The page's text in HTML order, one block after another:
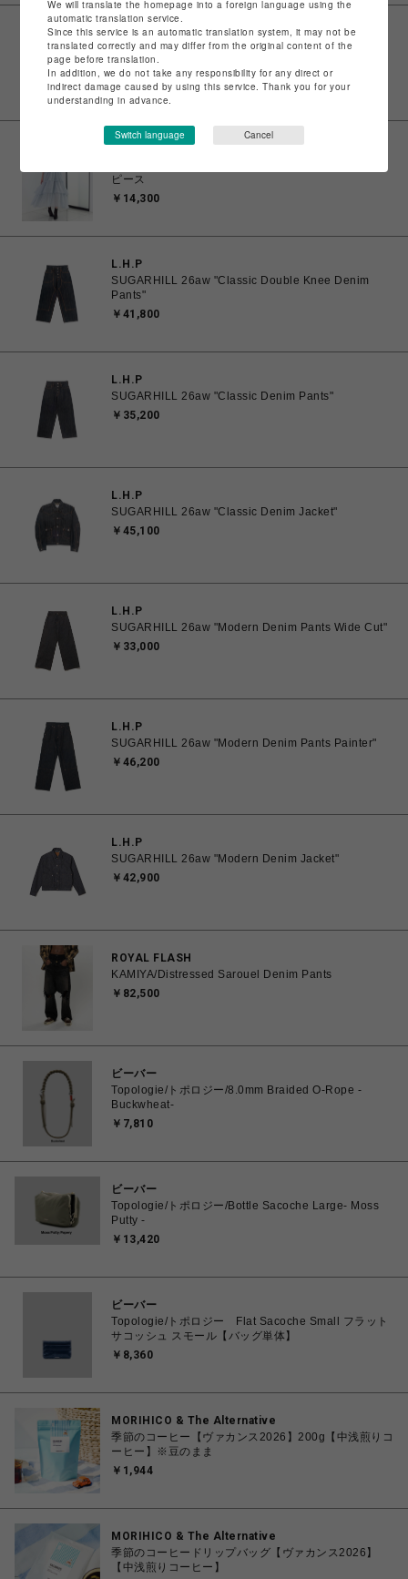
スパイラルガール
配色ストリングレース切替キャミワンピース
￥13,200
スパイラルガール
ピース
￥14,300
L.H.P
SUGARHILL 26aw "Classic Double Knee Denim
Pants"
￥41,800
L.H.P
SUGARHILL 26aw "Classic Denim Pants"
￥35,200
L.H.P
SUGARHILL 26aw "Classic Denim Jacket"
￥45,100
L.H.P
SUGARHILL 26aw "Modern Denim Pants Wide Cut"
￥33,000
L.H.P
SUGARHILL 26aw "Modern Denim Pants Painter"
￥46,200
L.H.P
SUGARHILL 26aw "Modern Denim Jacket"
￥42,900
ROYAL FLASH
KAMIYA/Distressed Sarouel Denim Pants
￥82,500
ビーバー
Topologie/トポロジー/8.0mm Braided O-Rope -
Buckwheat-
￥7,810
ビーバー
Topologie/トポロジー/Bottle Sacoche Large- Moss
Putty -
￥13,420
ビーバー
Topologie/トポロジー Flat Sacoche Small フラット
サコッシュ スモール【バッグ単体】
￥8,360
MORIHICO & The Alternative
季節のコーヒー【ヴァカンス2026】200g【中浅煎りコ
ーヒー】※豆のまま
￥1,944
MORIHICO & The Alternative
季節のコーヒードリップバッグ【ヴァカンス2026】
【中浅煎りコーヒー】
We will translate the homepage into a foreign language using the
automatic translation service.
Since this service is an automatic translation system, it may not be
translated correctly and may differ from the original content of the
page before translation.
In addition, we do not take any responsibility for any direct or
indirect damage caused by using this service. Thank you for your
understanding in advance.
Switch language Cancel